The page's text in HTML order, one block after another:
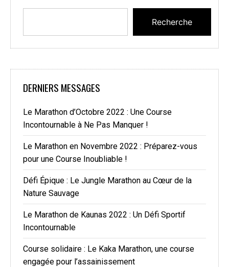
Recherche
DERNIERS MESSAGES
Le Marathon d’Octobre 2022 : Une Course
Incontournable à Ne Pas Manquer !
Le Marathon en Novembre 2022 : Préparez-vous
pour une Course Inoubliable !
Défi Épique : Le Jungle Marathon au Cœur de la
Nature Sauvage
Le Marathon de Kaunas 2022 : Un Défi Sportif
Incontournable
Course solidaire : Le Kaka Marathon, une course
engagée pour l’assainissement